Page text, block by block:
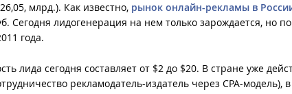
млрд.). Как известно, рынок онлайн-рекламы в
Сегодня лидогенерация на нем только зарождается, но
года.
лида сегодня составляет от $2 до $20. В стране уже
рекламодатель-издатель через CPA-модель),